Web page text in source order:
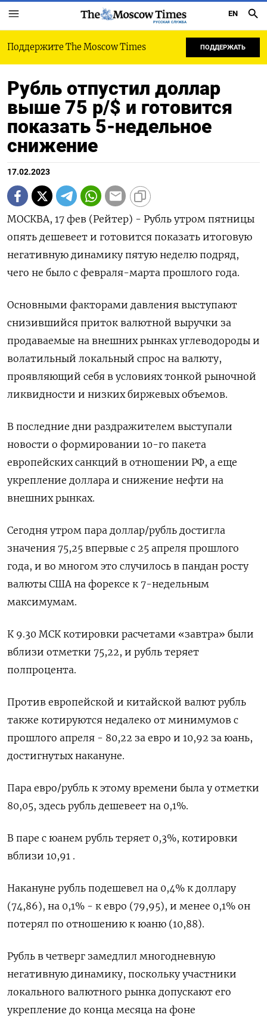
РУССКАЯ СЛУЖБА
EN
Поддержите The Moscow Times ПОДДЕРЖАТЬ
Рубль отпустил доллар
выше 75 р/$ и готовится
показать 5-недельное
снижение
17.02.2023
МОСКВА, 17 фев (Рейтер) - Рубль утром пятницы
опять дешевеет и готовится показать итоговую
негативную динамику пятую неделю подряд,
чего не было с февраля-марта прошлого года.
Основными факторами давления выступают
снизившийся приток валютной выручки за
продаваемые на внешних рынках углеводороды и
волатильный локальный спрос на валюту,
проявляющий себя в условиях тонкой рыночной
ликвидности и низких биржевых объемов.
В последние дни раздражителем выступали
новости о формировании 10-го пакета
европейских санкций в отношении РФ, а еще
укрепление доллара и снижение нефти на
внешних рынках.
Сегодня утром пара доллар/рубль достигла
значения 75,25 впервые с 25 апреля прошлого
года, и во многом это случилось в пандан росту
валюты США на форексе к 7-недельным
максимумам.
К 9.30 МСК котировки расчетами «завтра» были
вблизи отметки 75,22, и рубль теряет
полпроцента.
Против европейской и китайской валют рубль
также котируются недалеко от минимумов с
прошлого апреля - 80,22 за евро и 10,92 за юань,
достигнутых накануне.
Пара евро/рубль к этому времени была у отметки
80,05, здесь рубль дешевеет на 0,1%.
В паре с юанем рубль теряет 0,3%, котировки
вблизи 10,91 .
Накануне рубль подешевел на 0,4% к доллару
(74,86), на 0,1% - к евро (79,95), и менее 0,1% он
потерял по отношению к юаню (10,88).
Рубль в четверг замедлил многодневную
негативную динамику, поскольку участники
локального валютного рынка допускают его
укрепление до конца месяца на фоне